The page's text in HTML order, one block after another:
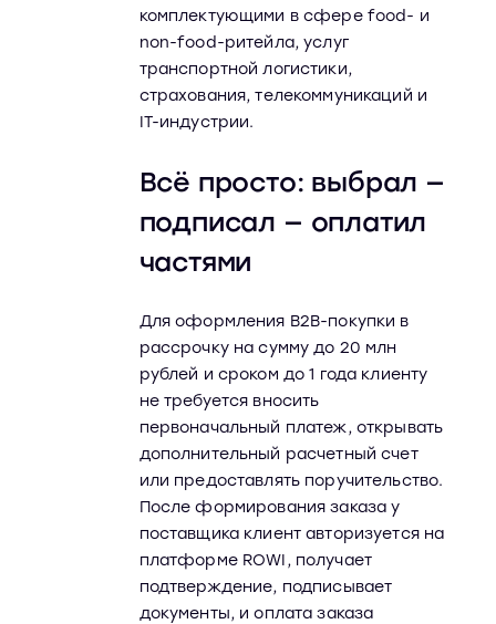
комплектующими в сфере food- и
non-food-ритейла, услуг
транспортной логистики,
страхования, телекоммуникаций и
IT-индустрии.
Всё просто: выбрал —
подписал — оплатил
частями
Для оформления B2B-покупки в
рассрочку на сумму до 20 млн
рублей и сроком до 1 года клиенту
не требуется вносить
первоначальный платеж, открывать
дополнительный расчетный счет
или предоставлять поручительство.
После формирования заказа у
поставщика клиент авторизуется на
платформе ROWI, получает
подтверждение, подписывает
документы, и оплата заказа